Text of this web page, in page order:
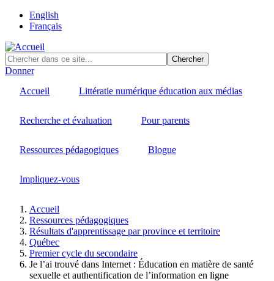
Skip
content
English
Français
Donner
Accueil
Littératie numérique éducation aux médias
Recherche et évaluation Pour parents
Ressources pédagogiques Blogue
Impliquez-vous
Fil
d'Ariane
Accueil
Ressources pédagogiques
Résultats d'apprentissage par province et territoire
Québec
Premier cycle du secondaire
Je l’ai trouvé dans Internet : Éducation en matière de santé
sexuelle et authentification de l’information en ligne